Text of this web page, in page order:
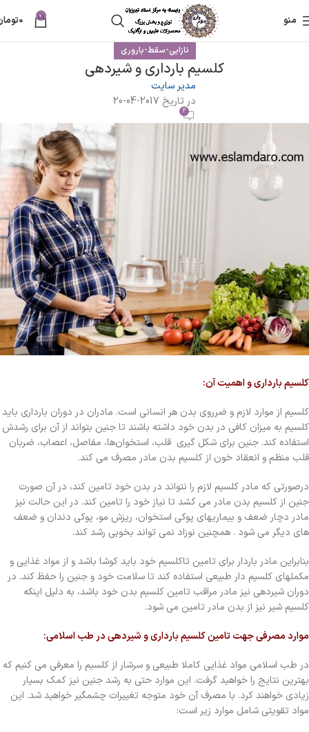
منو 0
0
نازایی-سقط-باروری
کلسیم بارداری و شیردهی
مدیر سایت
در تاریخ 2017-04-20
2
کلسیم بارداری و اهمیت آن:
کلسیم از موارد لازم و ضرروی بدن هر انسانی است. مادران در دوران بارداری باید
کلسیم به میزان کافی در بدن خود داشته باشند تا جنین بتواند از آن برای رشدش
استفاده کند. جنین برای شکل گیری قلب، استخوان‌ها، مفاصل، اعصاب، ضربان
قلب منظم و انعقاد خون از کلسیم بدن مادر مصرف می کند.
درصورتی که مادر کلسیم لازم را نتواند در بدن خود تامین کند، در آن صورت
جنین از کلسیم بدن مادر می کشد تا نیاز خود را تامین کند. در این حالت نیز
مادر دچار ضعف و بیماریهای پوکی استخوان، ریزش مو، پوکی دندان و ضعف
های دیگر می شود . همچنین نوزاد نمی تواند بخوبی رشد کند.
بنابراین مادر باردار برای تامین تاکلسیم خود باید کوشا باشد و از مواد غذایی و
مکملهای کلسیم دار طبیعی استفاده کند تا سلامت خود و جنین را حفظ کند. در
دوران شیردهی نیز مادر مراقب تامین کلسیم بدن خود باشد، به دلیل اینکه
کلسیم شیر نیز از بدن مادر تامین می شود.
موارد مصرفی جهت تامین کلسیم بارداری و شیردهی در طب اسلامی:
در طب اسلامی مواد غذایی کاملا طبیعی و سرشار از کلسیم را معرفی می کنیم که
بهترین نتایج را خواهید گرفت. این موارد حتی به رشد جنین نیز کمک بسیار
زیادی خواهند کرد. با مصرف آن خود متوجه تغییرات چشمگیر خواهید شد. این
مواد تقویتی شامل موارد زیر است: